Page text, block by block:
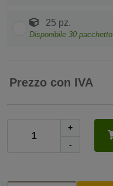
25 pz.
Disponibile 30 pacchetto
Prezzo con IVA
+
-